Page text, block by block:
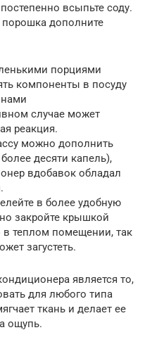
всыпьте соду.
порошка дополните
порциями
компоненты в посуду
случае может
реакция.
можно дополнить
десяти капель),
вдобавок обладал
в более удобную
закройте крышкой
в теплом помещении, так
загустеть.
является то,
для любого типа
ткань и делает ее
ощупь.